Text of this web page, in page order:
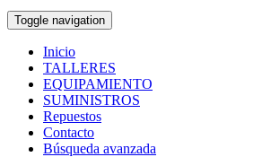
Toggle navigation
Inicio
TALLERES
EQUIPAMIENTO
SUMINISTROS
Repuestos
Contacto
Búsqueda avanzada